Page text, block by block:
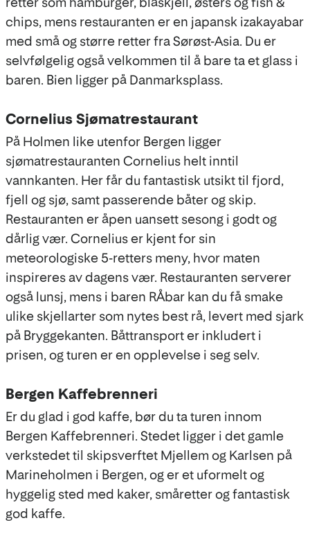
chips, mens restauranten er en japansk izakayabar
med små og større retter fra Sørøst-Asia. Du er
selvfølgelig også velkommen til å bare ta et glass i
baren. Bien ligger på Danmarksplass.
Cornelius Sjømatrestaurant
På Holmen like utenfor Bergen ligger
sjømatrestauranten Cornelius helt inntil
vannkanten. Her får du fantastisk utsikt til fjord,
fjell og sjø, samt passerende båter og skip.
Restauranten er åpen uansett sesong i godt og
dårlig vær. Cornelius er kjent for sin
meteorologiske 5-retters meny, hvor maten
inspireres av dagens vær. Restauranten serverer
også lunsj, mens i baren RÅbar kan du få smake
ulike skjellarter som nytes best rå, levert med sjark
på Bryggekanten. Båttransport er inkludert i
prisen, og turen er en opplevelse i seg selv.
Bergen Kaffebrenneri
Er du glad i god kaffe, bør du ta turen innom
Bergen Kaffebrenneri. Stedet ligger i det gamle
verkstedet til skipsverftet Mjellem og Karlsen på
Marineholmen i Bergen, og er et uformelt og
hyggelig sted med kaker, småretter og fantastisk
god kaffe.